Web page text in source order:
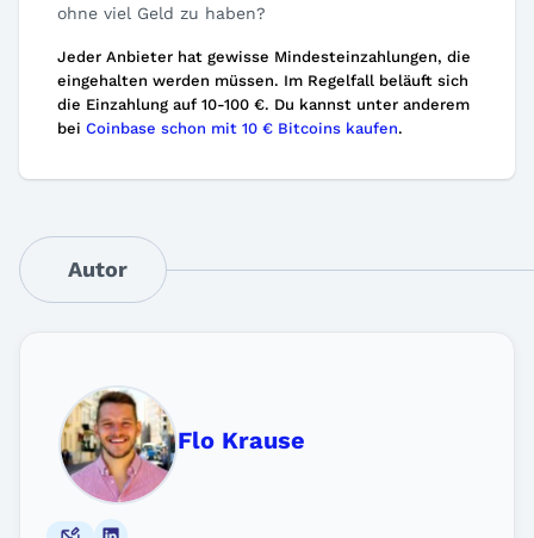
ohne viel Geld zu haben?
Jeder Anbieter hat gewisse Mindesteinzahlungen, die
eingehalten werden müssen. Im Regelfall beläuft sich
die Einzahlung auf 10-100 €. Du kannst unter anderem
bei Coinbase schon mit 10 € Bitcoins kaufen.
Autor
Flo Krause